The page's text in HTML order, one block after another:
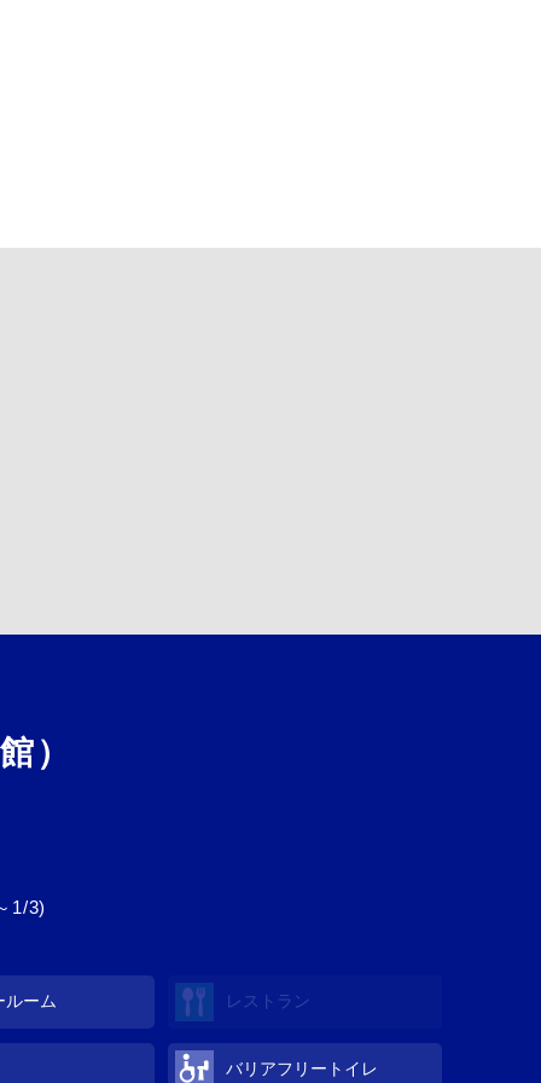
）
1/3)
ルーム レストラン
バリアフリートイレ